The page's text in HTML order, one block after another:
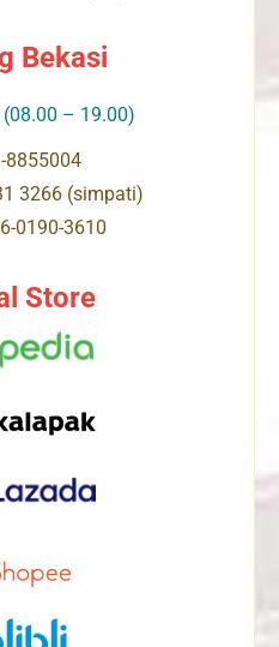
Bekasi
– 19.00)
8855004
3266 (simpati)
0190-3610
Store